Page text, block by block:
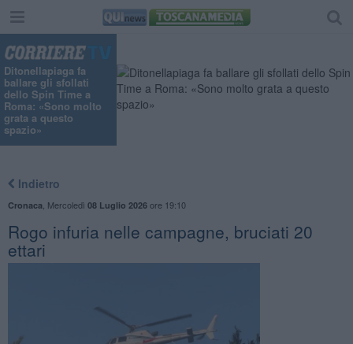
Ditonellapiaga fa
ballare gli sfollati
dello Spin Time a
Roma: «Sono molto
grata a questo
spazio»
Indietro
Cronaca Mercoledì 08 Luglio 2026ore 19:10
Rogo infuria nelle campagne, bruciati 20
ettari